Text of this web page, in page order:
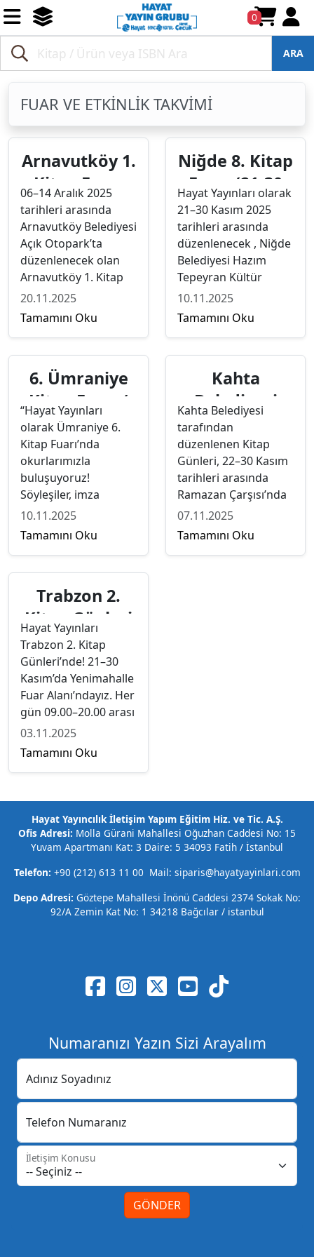
0
ARA
FUAR VE ETKİNLİK TAKVİMİ
Arnavutköy 1.
Kitap Fuarı
(06-14 Aralık)
06–14 Aralık 2025
tarihleri arasında
Arnavutköy Belediyesi
Açık Otopark’ta
düzenlenecek olan
Arnavutköy 1. Kitap
Fuarı’nda biz de
yerimizi alıyoruz.
standımıza bekleriz.
20.11.2025
Tamamını Oku
Niğde 8. Kitap
Fuarı (21-30
Kasım )
Hayat Yayınları olarak
21–30 Kasım 2025
tarihleri arasında
düzenlenecek , Niğde
Belediyesi Hazım
Tepeyran Kültür
Merkezi yanında 8.
Kitap Fuarı’nda
10.11.2025
Tamamını Oku
6. Ümraniye
Kitap Fuarı (
22-30 Kasım )
“Hayat Yayınları
olarak Ümraniye 6.
Kitap Fuarı’nda
okurlarımızla
buluşuyoruz!
Söyleşiler, imza
günleri ve kültür dolu
etkinliklerle sizleri
10.11.2025
Tamamını Oku
Kahta
Belediyesi
Kitap Fuarı
(22-30 Kasım)
Kahta Belediyesi
tarafından
düzenlenen Kitap
Günleri, 22–30 Kasım
tarihleri arasında
Ramazan Çarşısı’nda
kitapseverlerle
buluşuyor. Hayat
07.11.2025
Tamamını Oku
Trabzon 2.
Kitap Günleri
(21–30 Kasım)
Hayat Yayınları
Trabzon 2. Kitap
Günleri’nde! 21–30
Kasım’da Yenimahalle
Fuar Alanı’ndayız. Her
gün 09.00–20.00 arası
indirimli kitaplar,
söyleşi–imza
03.11.2025
Tamamını Oku
Hayat Yayıncılık İletişim Yapım Eğitim Hiz. ve Tic. A.Ş.
Ofis Adresi: Molla Gürani Mahallesi Oğuzhan Caddesi No: 15
Yuvam Apartmanı Kat: 3 Daire: 5 34093 Fatih / İstanbul
Telefon: +90 (212) 613 11 00 Mail: siparis@hayatyayinlari.com
Depo Adresi: Göztepe Mahallesi İnönü Caddesi 2374 Sokak No:
92/A Zemin Kat No: 1 34218 Bağcılar / istanbul
Numaranızı Yazın Sizi Arayalım
Adınız Soyadınız
Telefon Numaranız
İletişim Konusu
GÖNDER